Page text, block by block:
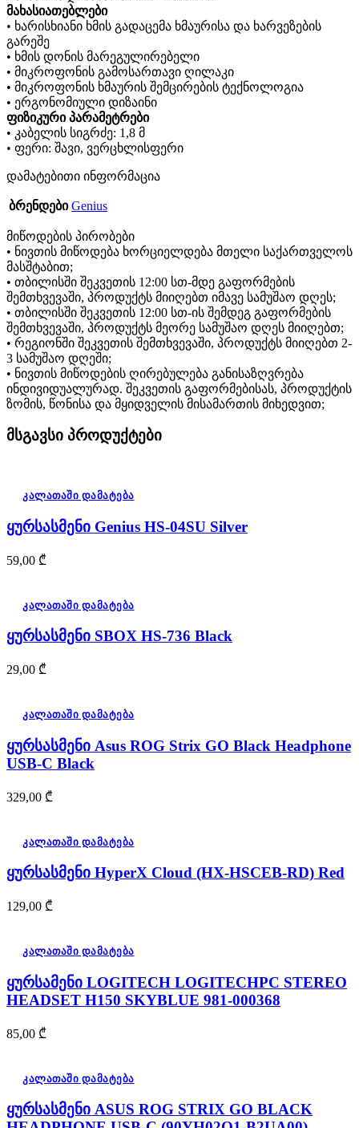
მახასიათებლები
• ხარისხიანი ხმის გადაცემა ხმაურისა და ხარვეზების
გარეშე
• ხმის დონის მარეგულირებელი
• მიკროფონის გამოსართავი ღილაკი
• მიკროფონის ხმაურის შემცირების ტექნოლოგია
• ერგონომიული დიზაინი
ფიზიკური პარამეტრები
• კაბელის სიგრძე: 1,8 მ
• ფერი: შავი, ვერცხლისფერი
დამატებითი ინფორმაცია
ბრენდები Genius
მიწოდების პირობები
• ნივთის მიწოდება ხორციელდება მთელი საქართველოს
მასშტაბით;
• თბილისში შეკვეთის 12:00 სთ-მდე გაფორმების
შემთხვევაში, პროდუქტს მიიღებთ იმავე სამუშაო დღეს;
• თბილისში შეკვეთის 12:00 სთ-ის შემდეგ გაფორმების
შემთხვევაში, პროდუქტს მეორე სამუშაო დღეს მიიღებთ;
• რეგიონში შეკვეთის შემთხვევაში, პროდუქტს მიიღებთ 2-
3 სამუშაო დღეში;
• ნივთის მიწოდების ღირებულება განისაზღვრება
ინდივიდუალურად. შეკვეთის გაფორმებისას, პროდუქტის
ზომის, წონისა და მყიდველის მისამართის მიხედვით;
მსგავსი პროდუქტები
კალათაში დამატება
ყურსასმენი Genius HS-04SU Silver
59,00 ₾
კალათაში დამატება
ყურსასმენი SBOX HS-736 Black
29,00 ₾
კალათაში დამატება
ყურსასმენი Asus ROG Strix GO Black Headphone
USB-C Black
329,00 ₾
კალათაში დამატება
ყურსასმენი HyperX Cloud (HX-HSCEB-RD) Red
129,00 ₾
კალათაში დამატება
ყურსამენი LOGITECH LOGITECHPC STEREO
HEADSET H150 SKYBLUE 981-000368
85,00 ₾
კალათაში დამატება
ყურსასმენი ASUS ROG STRIX GO BLACK